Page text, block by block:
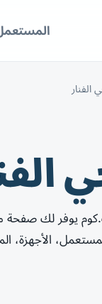
الفنار
يوفر لك
الأجهزة،